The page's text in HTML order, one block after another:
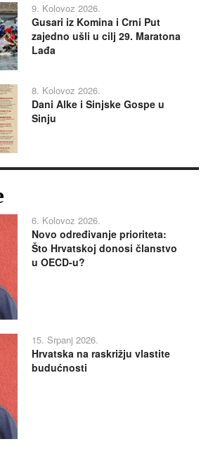
9. Kolovoz 2026.
Gusari iz Komina i Crni Put
zajedno ušli u cilj 29. Maratona
Lađa
8. Kolovoz 2026.
Dani Alke i Sinjske Gospe u
Sinju
6. Kolovoz 2026.
Novo određivanje prioriteta:
Što Hrvatskoj donosi članstvo
u OECD-u?
15. Srpanj 2026.
Hrvatska na raskrižju vlastite
budućnosti